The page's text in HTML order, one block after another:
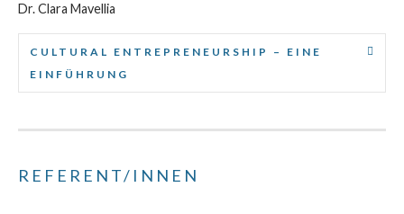
Dr. Clara Mavellia
CULTURAL ENTREPRENEURSHIP – EINE
EINFÜHRUNG
REFERENT/INNEN